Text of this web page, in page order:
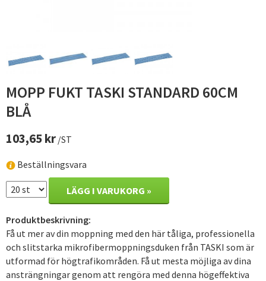
MOPP FUKT TASKI STANDARD 60CM
BLÅ
103,65 kr /ST
Beställningsvara
LÄGG I VARUKORG »
Produktbeskrivning:
Få ut mer av din moppning med den här tåliga, professionella
och slitstarka mikrofibermoppningsduken från TASKI som är
utformad för högtrafikområden. Få ut mesta möjliga av dina
ansträngningar genom att rengöra med denna högeffektiva